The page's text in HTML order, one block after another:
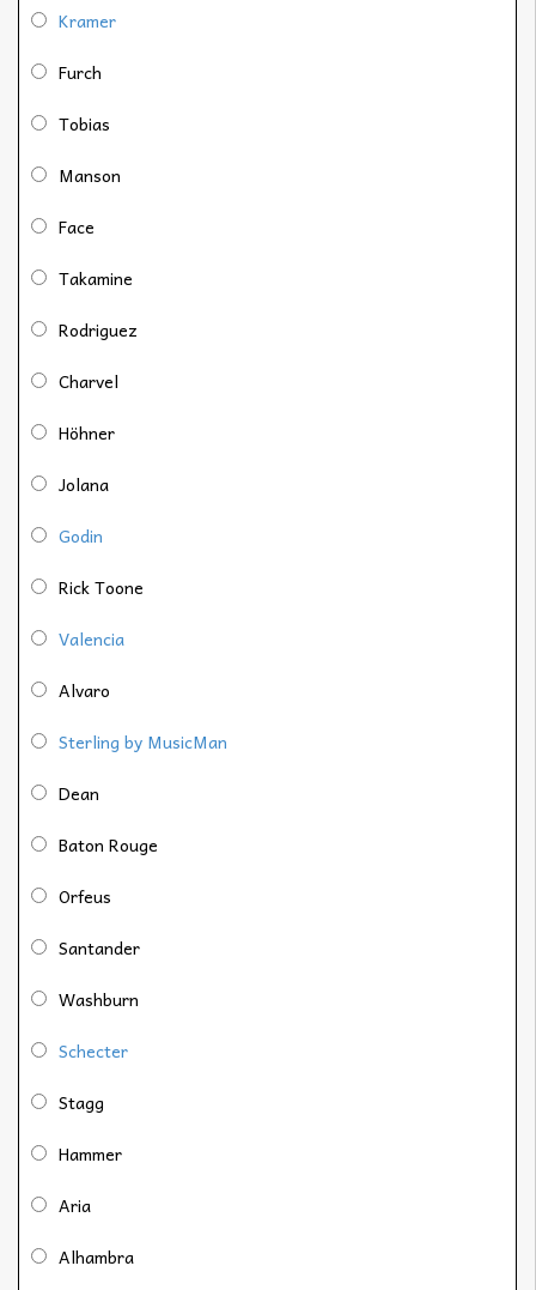
Kramer
Furch
Tobias
Manson
Face
Takamine
Rodriguez
Charvel
Höhner
Jolana
Godin
Rick Toone
Valencia
Alvaro
Sterling by MusicMan
Dean
Baton Rouge
Orfeus
Santander
Washburn
Schecter
Stagg
Hammer
Aria
Alhambra